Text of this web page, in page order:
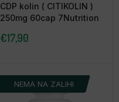
CDP kolin ( CITIKOLIN )
250mg 60cap 7Nutrition
€17,90
NEMA NA ZALIHI